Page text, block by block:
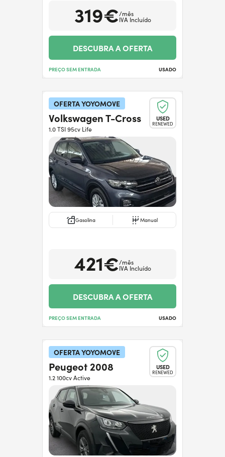
319€/mês
IVA Incluído
DESCUBRA A OFERTA
PREÇO SEM ENTRADA USADO
OFERTA YOYOMOVE
USED
RENEWED
Volkswagen T-Cross
1.0 TSI 95cv Life
Gasolina Manual
421€/mês
IVA Incluído
DESCUBRA A OFERTA
PREÇO SEM ENTRADA USADO
OFERTA YOYOMOVE
USED
RENEWED
Peugeot 2008
1.2 100cv Active